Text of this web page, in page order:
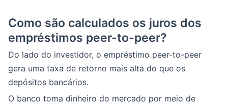
Como são calculados os juros dos
empréstimos peer-to-peer?
Do lado do investidor, o empréstimo peer-to-peer
gera uma taxa de retorno mais alta do que os
depósitos bancários.
O banco toma dinheiro do mercado por meio de